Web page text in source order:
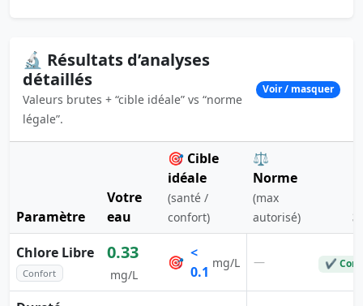
🔬 Résultats d’analyses
détaillés
Valeurs brutes + “cible idéale” vs “norme
légale”.
Voir / masquer
Paramètre
Votre
eau
🎯 Cible
idéale
(santé /
confort)
⚖️
Norme
(max
autorisé)
Chlore Libre
Confort
0.33
mg/L
🎯
<
0.1
mg/L — ✔